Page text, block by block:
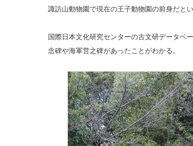
諏訪山動物園で現在の王子動物園の前身だとい
国際日本文化研究センターの古文研データベ
念碑や海軍営之碑があったことがわかる。